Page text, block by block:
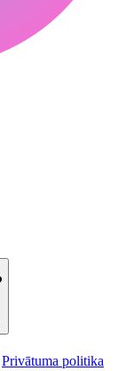
Privātuma politika